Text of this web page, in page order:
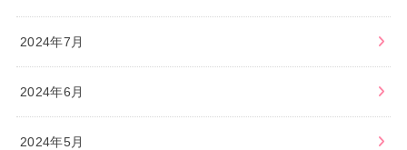
2024年7月
2024年6月
2024年5月